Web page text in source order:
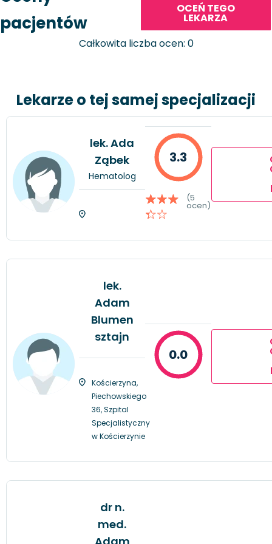
pacjentów
OCEŃ TEGO
LEKARZA
Całkowita liczba ocen: 0
Lekarze o tej samej specjalizacji
lek. Ada
Ząbek
Hematolog
3.3
(5
ocen)
lek.
Adam
Blumen
sztajn
Kościerzyna,
Piechowskiego
36, Szpital
Specjalistyczny
w Kościerzynie
0.0
dr n.
med.